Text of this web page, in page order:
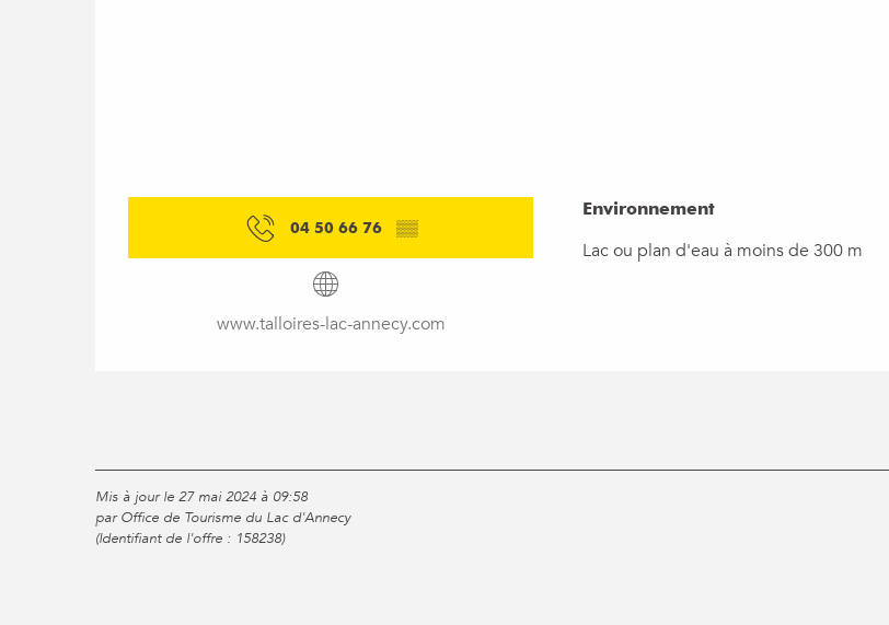
04 50 66 76 ▒▒
www.talloires-lac-annecy.com
Environnement
Environnement
Lac ou plan d'eau à moins de 300 m
Mis à jour le 27 mai 2024 à 09:58
par Office de Tourisme du Lac d'Annecy
(Identifiant de l'offre : 158238)